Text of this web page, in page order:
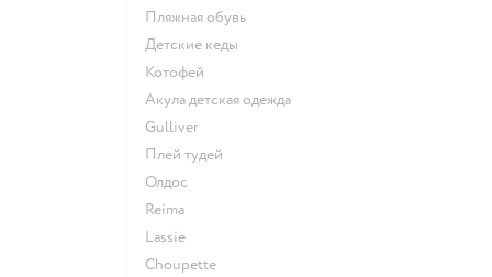
Пляжная обувь
Детские кеды
Котофей
Акула детская одежда
Gulliver
Плей тудей
Олдос
Reima
Lassie
Choupette